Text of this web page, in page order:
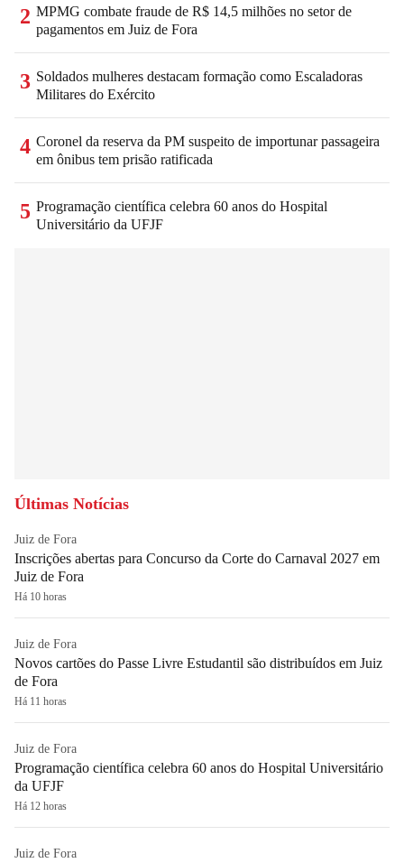
2 MPMG combate fraude de R$ 14,5 milhões no setor de
pagamentos em Juiz de Fora
3 Soldados mulheres destacam formação como Escaladoras
Militares do Exército
4 Coronel da reserva da PM suspeito de importunar passageira
em ônibus tem prisão ratificada
5 Programação científica celebra 60 anos do Hospital
Universitário da UFJF
Últimas Notícias
Juiz de Fora
Inscrições abertas para Concurso da Corte do Carnaval 2027 em
Juiz de Fora
Há 10 horas
Juiz de Fora
Novos cartões do Passe Livre Estudantil são distribuídos em Juiz
de Fora
Há 11 horas
Juiz de Fora
Programação científica celebra 60 anos do Hospital Universitário
da UFJF
Há 12 horas
Juiz de Fora